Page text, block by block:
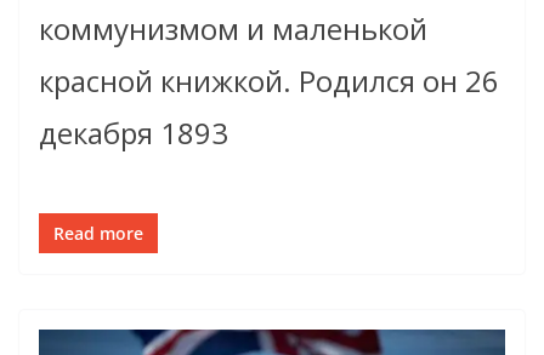
коммунизмом и маленькой
красной книжкой. Родился он 26
декабря 1893
Read more